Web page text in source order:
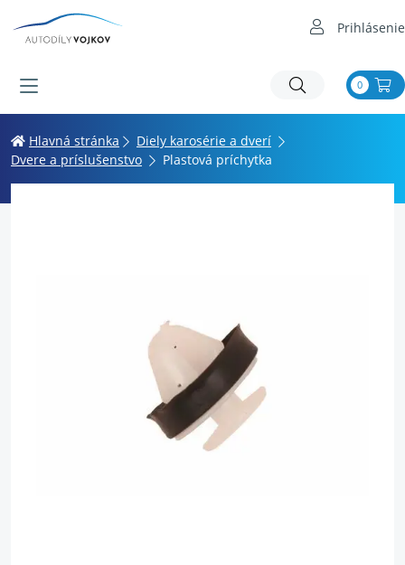
Prihlásenie
0
Hlavná stránka
Diely karosérie a dverí
Dvere a príslušenstvo
Plastová príchytka